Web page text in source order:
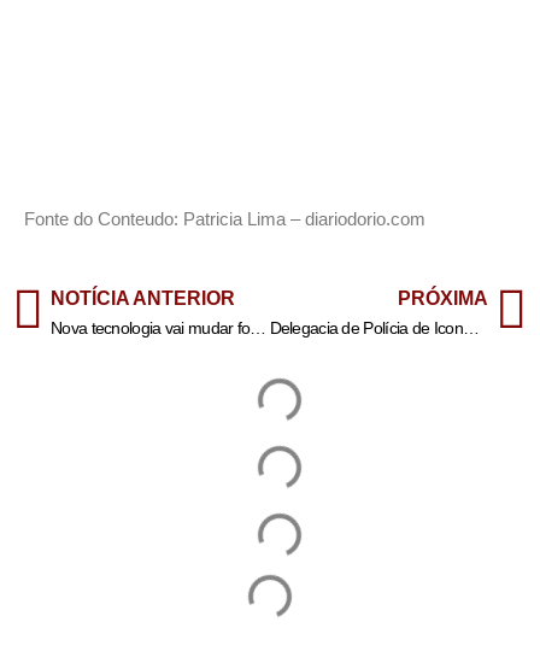
Fonte do Conteudo: Patricia Lima – diariodorio.com
NOTÍCIA ANTERIOR
Nova tecnologia vai mudar forma como brasileiros assistem televisão
PRÓXIMA
Delegacia de Polícia de Iconha prende casal por contrabando de cigarros eletrônicos e apreende adolescente | Jornal Espírito Santo Notícias